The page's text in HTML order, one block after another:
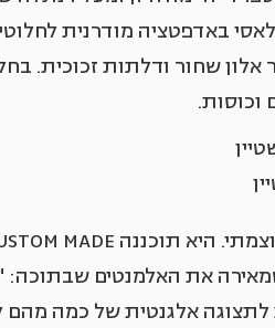
באדפטציה מודרנית
אלון שחור ודלתות זכוכית.
וכוסות.
את האלמנטים
אלגנטית של כמה מהם